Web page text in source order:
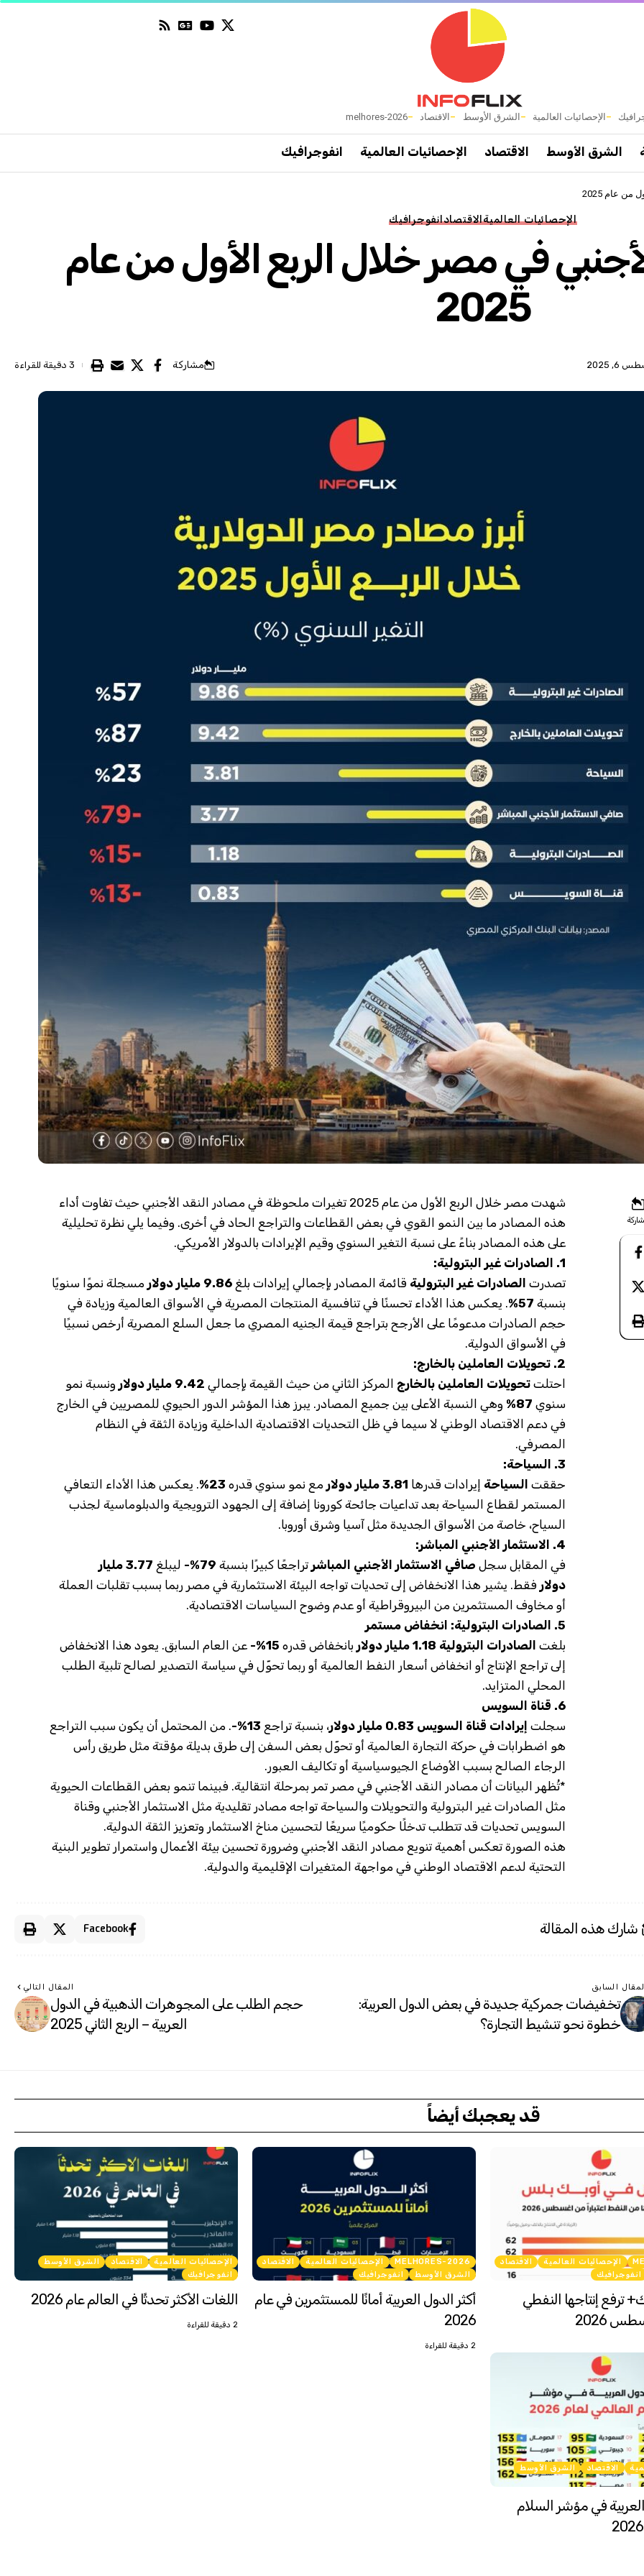
الإحصائيات العالمية الشرق الأوسط الاقتصاد melhores-2026
الشرق الأوسط الاقتصاد الإحصائيات العالمية انفوجرافيك
عام 2025
الإحصائيات العالميةالاقتصادانفوجرافيك
في مصر خلال الربع الأول من عام
2025
6, 2025 مشاركة 3 دقيقة للقراءة
شهدت مصر خلال الربع الأول من عام 2025 تغيرات ملحوظة في مصادر النقد الأجنبي حيث تفاوت أداء
هذه المصادر ما بين النمو القوي في بعض القطاعات والتراجع الحاد في أخرى. وفيما يلي نظرة تحليلية
على هذه المصادر بناءً على نسبة التغير السنوي وقيم الإيرادات بالدولار الأمريكي.
1. الصادرات غير البترولية:
تصدرت الصادرات غير البترولية قائمة المصادر بإجمالي إيرادات بلغ9.86 مليار دولار
مسجلة نموًا سنويًا
بنسبة 57%
. يعكس هذا الأداء تحسنًا في تنافسية المنتجات المصرية في الأسواق العالمية وزيادة في
حجم الصادرات مدعومًا على الأرجح بتراجع قيمة الجنيه المصري ما جعل السلع المصرية أرخص نسبيًا
في الأسواق الدولية.
2. تحويلات العاملين بالخارج:
احتلتتحويلات العاملين بالخارج المركز الثاني من حيث القيمة بإجمالي 9.42 مليار دولار
ونسبة نمو
سنوي 87%
وهي النسبة الأعلى بين جميع المصادر. يبرز هذا المؤشر الدور الحيوي للمصريين في الخارج
في دعم الاقتصاد الوطني لا سيما في ظل التحديات الاقتصادية الداخلية وزيادة الثقة في النظام
المصرفي.
3. السياحة:
حققت السياحة إيرادات قدرها 3.81 مليار دولار مع نمو سنوي قدره 23%
. يعكس هذا الأداء التعافي
المستمر لقطاع السياحة بعد تداعيات جائحة كورونا إضافة إلى الجهود الترويجية والدبلوماسية لجذب
السياح، خاصة من الأسواق الجديدة مثل آسيا وشرق أوروبا.
4. الاستثمار الأجنبي المباشر:
في المقابل سجل صافي الاستثمار الأجنبي المباشر تراجعًا كبيرًا بنسبة 79%- ليبلغ
3.77 مليار
دولار فقط. يشير هذا الانخفاض إلى تحديات تواجه البيئة الاستثمارية في مصر ربما بسبب تقلبات العملة
أو مخاوف المستثمرين من البيروقراطية أو عدم وضوح السياسات الاقتصادية.
5. الصادرات البترولية: انخفاض مستمر
بلغت الصادرات البترولية 1.18 مليار دولار بانخفاض قدره 15%-
عن العام السابق. يعود هذا الانخفاض
إلى تراجع الإنتاج أو انخفاض أسعار النفط العالمية أو ربما تحوّل في سياسة التصدير لصالح تلبية الطلب
المحلي المتزايد.
6. قناة السويس
سجلت إيرادات قناة السويس 0.83 مليار دولار ، بنسبة تراجع 13%-
. من المحتمل أن يكون سبب التراجع
هو اضطرابات في حركة التجارة العالمية أو تحوّل بعض السفن إلى طرق بديلة مؤقتة مثل طريق رأس
الرجاء الصالح بسبب الأوضاع الجيوسياسية أو تكاليف العبور.
*تُظهر البيانات أن مصادر النقد الأجنبي في مصر تمر بمرحلة انتقالية. فبينما تنمو بعض القطاعات الحيوية
مثل الصادرات غير البترولية والتحويلات والسياحة تواجه مصادر تقليدية مثل الاستثمار الأجنبي وقناة
السويس تحديات قد تتطلب تدخلًا حكوميًا سريعًا لتحسين مناخ الاستثمار وتعزيز الثقة الدولية.
هذه الصورة تعكس أهمية تنويع مصادر النقد الأجنبي وضرورة تحسين بيئة الأعمال واستمرار تطوير البنية
التحتية لدعم الاقتصاد الوطني في مواجهة المتغيرات الإقليمية والدولية.
شارك هذه المقالة Facebook
السابق
تخفيضات جمركية جديدة في بعض الدول العربية:
خطوة نحو تنشيط التجارة؟
المقال التالي
حجم الطلب على المجوهرات الذهبية في الدول
العربية – الربع الثاني 2025
قد يعجبك أيضاً
الإحصائيات العالمية
الاقتصاد
انفوجرافيك
ترفع إنتاجها النفطي
2026
MELHORES-2026 الإحصائيات العالمية
الاقتصاد
الشرق الأوسط
انفوجرافيك
أكثر الدول العربية أمانًا للمستثمرين في عام
2026
2 دقيقة للقراءة
الإحصائيات العالمية الاقتصاد
الشرق الأوسط
انفوجرافيك
اللغات الأكثر تحدثًا في العالم عام 2026
2 دقيقة للقراءة
الاقتصاد الشرق الأوسط
في مؤشر السلام